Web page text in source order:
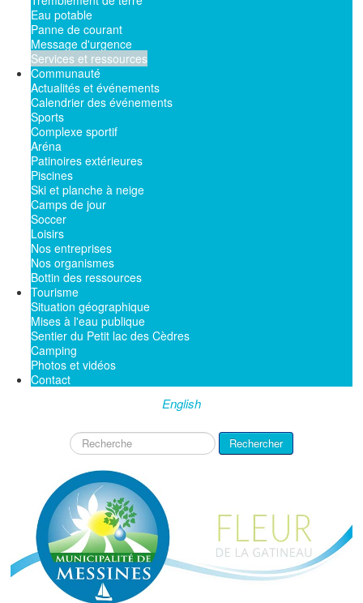
Eau potable
Panne de courant
Message d'urgence
Services et ressources
Communauté
Actualités et événements
Calendrier des événements
Sports
Complexe sportif
Aréna
Patinoires extérieures
Piscines
Ski et planche à neige
Camps de jour
Soccer
Loisirs
Nos entreprises
Nos organismes
Bottin des ressources
Tourisme
Situation géographique
Mises à l'eau publique
Sentier du Petit lac des Cèdres
Camping
Photos et vidéos
Contact
English
Rechercher Rechercher